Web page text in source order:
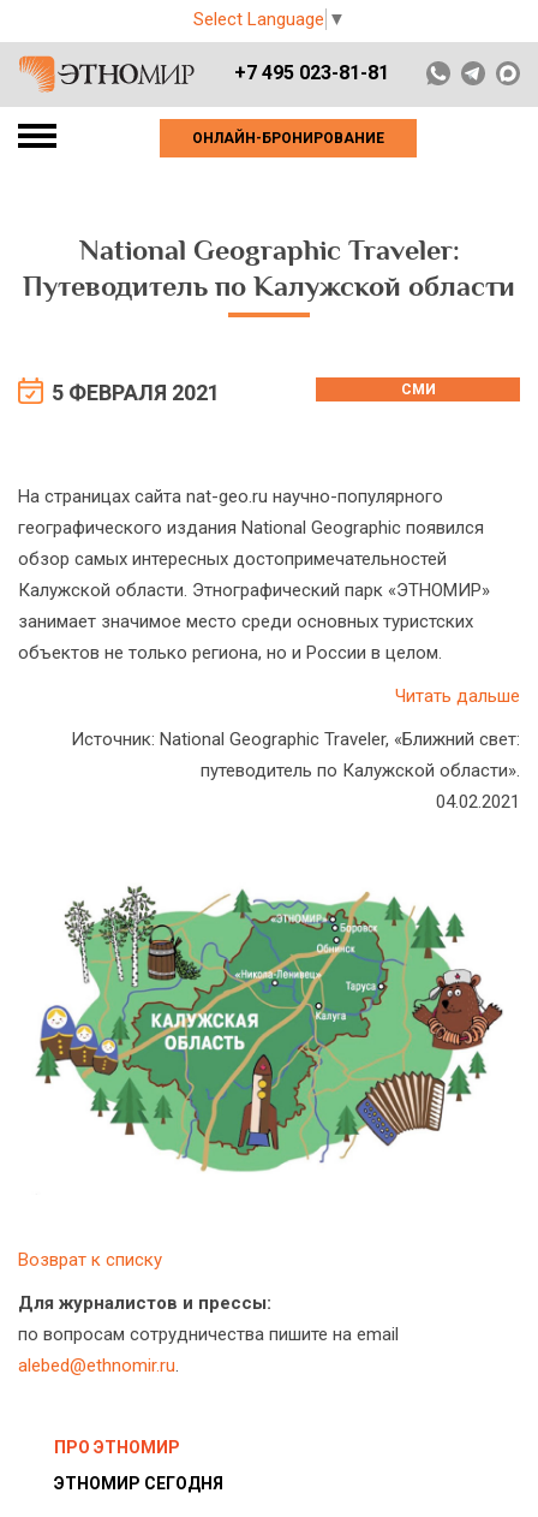
Select Language ▼
+7 495 023-81-81
ОНЛАЙН-БРОНИРОВАНИЕ
National Geographic Traveler:
Путеводитель по Калужской области
5 ФЕВРАЛЯ 2021 СМИ
На страницах сайта nat-geo.ru научно-популярного
географического издания National Geographic появился
обзор самых интересных достопримечательностей
Калужской области. Этнографический парк «ЭТНОМИР»
занимает значимое место среди основных туристских
объектов не только региона, но и России в целом.
Читать дальше
Источник: National Geographic Traveler, «Ближний свет:
путеводитель по Калужской области».
04.02.2021
Возврат к списку
Для журналистов и прессы:
по вопросам сотрудничества пишите на email
alebed@ethnomir.ru.
ПРО ЭТНОМИР
ЭТНОМИР СЕГОДНЯ